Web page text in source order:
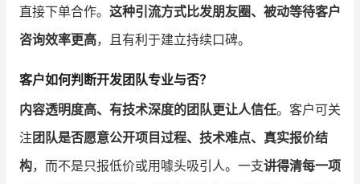
直接下单合作。 这种引流方式比发朋友圈、被动等待客户
咨询效率更高，且有利于建立持续口碑。
客户如何判断开发团队专业与否？
内容透明度高、有技术深度的团队更让人信任。客户可关
注团队是否愿意公开项目过程、技术难点、真实报价结
构，而不是只报低价或用噱头吸引人。一支讲得清每一项